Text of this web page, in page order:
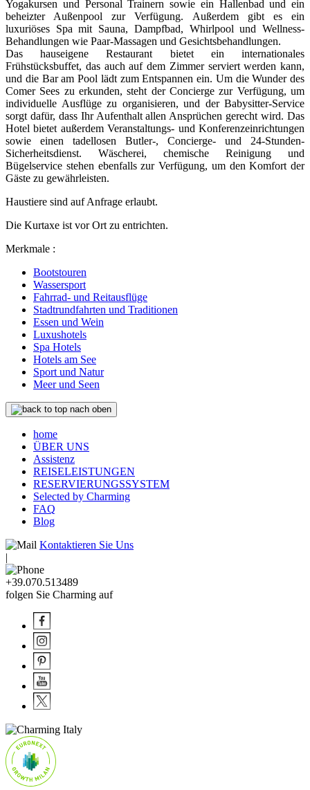
Yogakursen und Personal Trainern sowie ein Hallenbad und ein
beheizter Außenpool zur Verfügung. Außerdem gibt es ein
luxuriöses Spa mit Sauna, Dampfbad, Whirlpool und Wellness-
Behandlungen wie Paar-Massagen und Gesichtsbehandlungen.
Das hauseigene Restaurant bietet ein internationales
Frühstücksbuffet, das auch auf dem Zimmer serviert werden kann,
und die Bar am Pool lädt zum Entspannen ein. Um die Wunder des
Comer Sees zu erkunden, steht der Concierge zur Verfügung, um
individuelle Ausflüge zu organisieren, und der Babysitter-Service
sorgt dafür, dass Ihr Aufenthalt allen Ansprüchen gerecht wird. Das
Hotel bietet außerdem Veranstaltungs- und Konferenzeinrichtungen
sowie einen tadellosen Butler-, Concierge- und 24-Stunden-
Sicherheitsdienst. Wäscherei, chemische Reinigung und
Bügelservice stehen ebenfalls zur Verfügung, um den Komfort der
Gäste zu gewährleisten.
Haustiere sind auf Anfrage erlaubt.
Die Kurtaxe ist vor Ort zu entrichten.
Merkmale :
Bootstouren
Wassersport
Fahrrad- und Reitausflüge
Stadtrundfahrten und Traditionen
Essen und Wein
Luxushotels
Spa Hotels
Hotels am See
Sport und Natur
Meer und Seen
nach oben
home
ÜBER UNS
Assistenz
REISELEISTUNGEN
RESERVIERUNGSSYSTEM
Selected by Charming
FAQ
Blog
Kontaktieren Sie Uns
|
+39.070.513489
folgen Sie Charming auf